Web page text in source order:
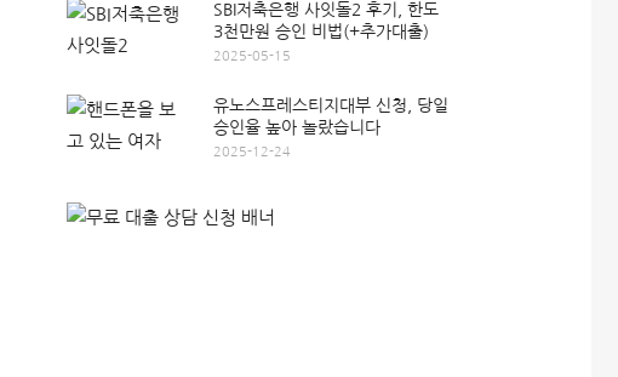
SBI저축은행 사잇돌2 후기, 한도
3천만원 승인 비법(+추가대출)
2025-05-15
유노스프레스티지대부 신청, 당일
승인율 높아 놀랐습니다
2025-12-24